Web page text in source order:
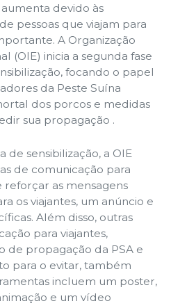
devido às
pessoas que viajam para
A Organização
(OIE) inicia a segunda fase
focando o papel
da Peste Suína
dos porcos e medidas
sua propagação .
de sensibilização, a OIE
de comunicação para
reforçar as mensagens
os viajantes, um anúncio e
Além disso, outras
para viajantes,
de propagação da PSA e
para o evitar, também
incluem um poster,
e um vídeo